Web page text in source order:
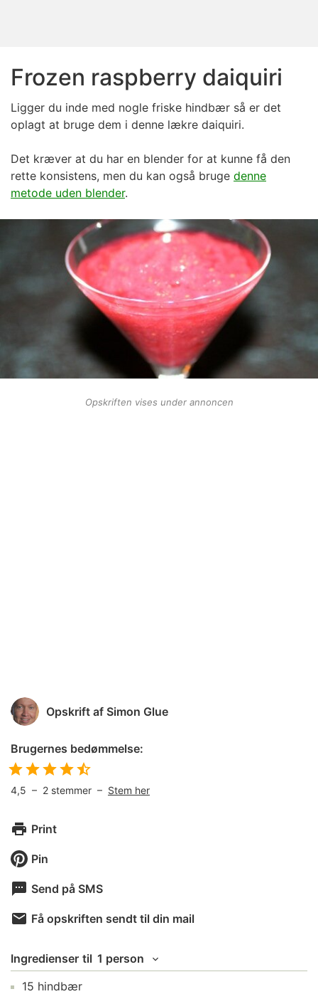
Frozen raspberry daiquiri
Ligger du inde med nogle friske hindbær så er det
oplagt at bruge dem i denne lækre daiquiri.
Det kræver at du har en blender for at kunne få den
rette konsistens, men du kan også bruge denne
metode uden blender.
Opskriften vises under annoncen
Opskrift af Simon Glue
Brugernes bedømmelse:
4,5 – 2 stemmer – Stem her
Print
Pin
Send på SMS
Få opskriften sendt til din mail
Ingredienser til 1 person
15 hindbær